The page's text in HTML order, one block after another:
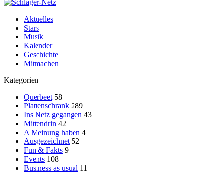
Aktuelles
Stars
Musik
Kalender
Geschichte
Mitmachen
Kategorien
Querbeet 58
Plattenschrank 289
Ins Netz gegangen 43
Mittendrin 42
A Meinung haben 4
Ausgezeichnet 52
Fun & Fakts 9
Events 108
Business as usual 11